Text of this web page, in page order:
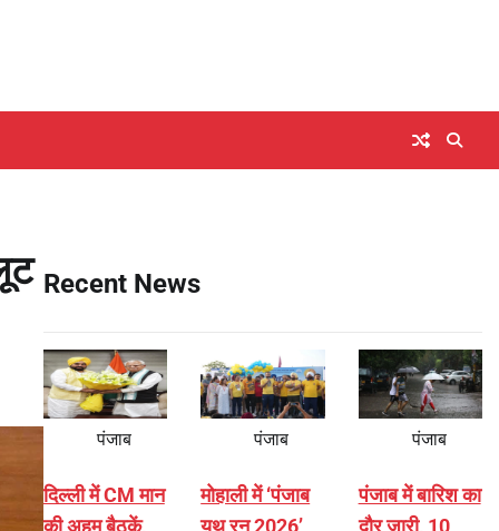
Recent News
पंजाब
दिल्ली में CM मान
पंजाब
मोहाली में ‘पंजाब
पंजाब
पंजाब में बारिश का